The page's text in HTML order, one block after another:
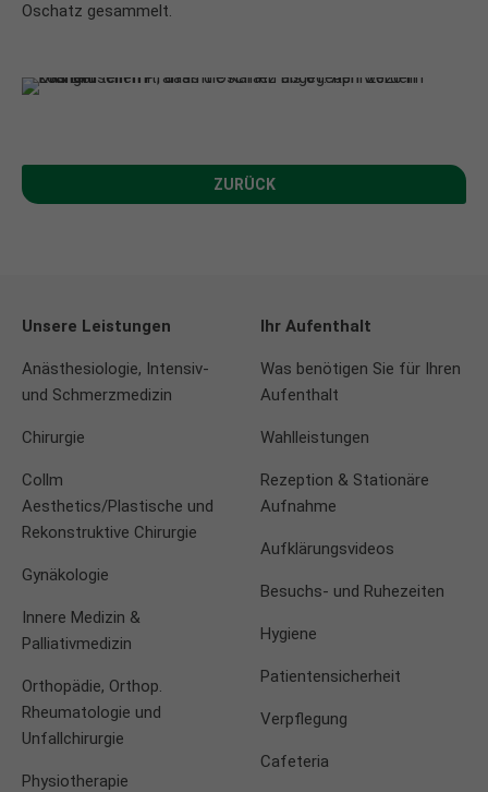
Oschatz gesammelt.
ZURÜCK
Unsere Leistungen
Anästhesiologie, Intensiv-
und Schmerzmedizin
Chirurgie
Collm
Aesthetics/Plastische und
Rekonstruktive Chirurgie
Gynäkologie
Innere Medizin &
Palliativmedizin
Orthopädie, Orthop.
Rheumatologie und
Unfallchirurgie
Physiotherapie
Ihr Aufenthalt
Was benötigen Sie für Ihren
Aufenthalt
Wahlleistungen
Rezeption & Stationäre
Aufnahme
Aufklärungsvideos
Besuchs- und Ruhezeiten
Hygiene
Patientensicherheit
Verpflegung
Cafeteria